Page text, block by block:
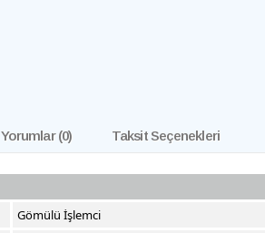
Yorumlar(0) Taksit Seçenekleri
Gömülü İşlemci